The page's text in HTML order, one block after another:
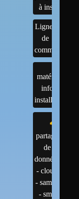
à installer
Lignes
de
commandes
matériels :
infos et
installations
partage
de
données
- cloud
- samba
- smb